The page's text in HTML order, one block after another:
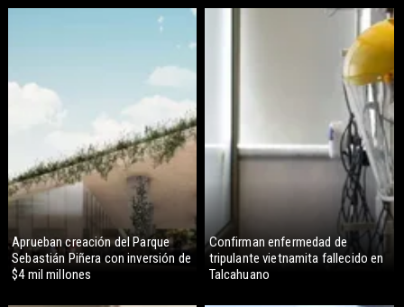
Aprueban creación del Parque
Sebastián Piñera con inversión de
$4 mil millones
Confirman enfermedad de
tripulante vietnamita fallecido en
Talcahuano